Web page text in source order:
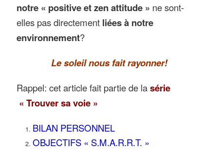
notre « positive et zen attitude » ne sont-
elles pas directement liées à notre
environnement?
Le soleil nous fait rayonner!
Rappel: cet article fait partie de lasérie
« Trouver sa voie »
BILAN PERSONNEL
OBJECTIFS « S.M.A.R.R.T. »